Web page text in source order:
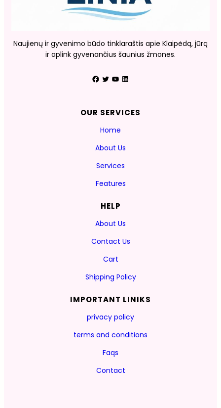
Naujienų ir gyvenimo būdo tinklaraštis apie Klaipėdą, jūrą
ir aplink gyvenančius šaunius žmones.
Facebook Twitter YouTube LinkedIn
OUR SERVICES
Home
About Us
Services
Features
HELP
About Us
Contact Us
Cart
Shipping Policy
IMPORTANT LINIKS
privacy policy
terms and conditions
Faqs
Contact